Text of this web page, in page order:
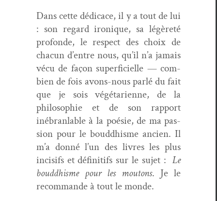
Dans cette dédi­cace, il y a tout de lui
: son regard ironique, sa légèreté
pro­fonde, le respect des choix de
cha­cun d’entre nous, qu’il n’a jamais
vécu de façon super­fi­cielle — com­
bi­en de fois avons-nous par­lé du fait
que je sois végé­tari­enne, de la
philoso­phie et de son rap­port
inébran­lable à la poésie, de ma pas­
sion pour le boud­dhisme ancien. Il
m’a don­né l’un des livres les plus
incisifs et défini­tifs sur le sujet : Le
boud­dhisme pour les mou­tons. Je le
recom­mande à tout le monde.